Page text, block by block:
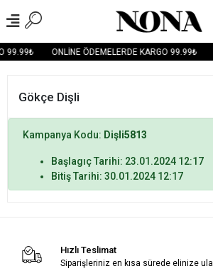
99.99₺ ONLİNE ÖDEMELERDE KARGO 99.99₺
Gökçe Dişli
Kampanya Kodu: Dişli5813
Başlagıç Tarihi: 23.01.2024 12:17
Bitiş Tarihi: 30.01.2024 12:17
Hızlı Teslimat
Siparişleriniz en kısa sürede elinize